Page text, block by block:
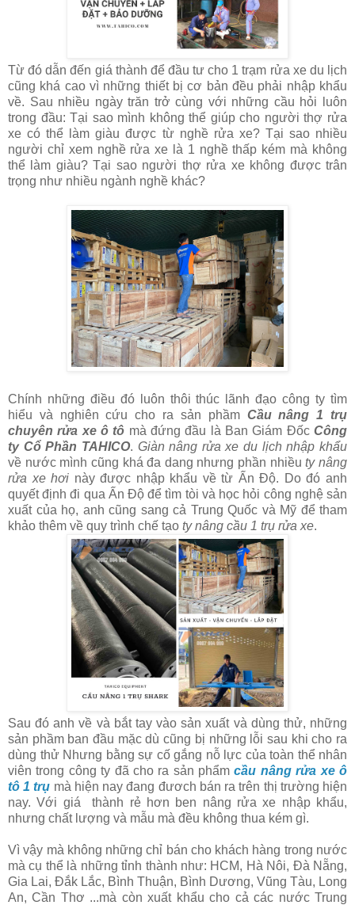
Từ đó dẫn đến giá thành để đầu tư cho 1 trạm rửa xe du lịch
cũng khá cao vì những thiết bị cơ bản đều phải nhập khẩu
về. Sau nhiều ngày trăn trở cùng với những cầu hỏi luôn
trong đầu: Tại sao mình không thể giúp cho người thợ rửa
xe có thể làm giàu được từ nghề rửa xe? Tại sao nhiều
người chỉ xem nghề rửa xe là 1 nghề thấp kém mà không
thể làm giàu? Tại sao người thợ rửa xe không được trân
trọng như nhiều ngành nghề khác?
Chính những điều đó luôn thôi thúc lãnh đạo công ty tìm
hiểu và nghiên cứu cho ra sản phầm Cầu nâng 1 trụ
chuyên rửa xe ô tô mà đứng đầu là Ban Giám ĐốcCông
ty Cổ Phần TAHICO. Giàn nâng rửa xe du lịch nhập khẩu
về nước mình cũng khá đa dang nhưng phần nhiềuty nâng
rửa xe hơi này được nhập khẩu về từ Ấn Độ. Do đó anh
quyết định đi qua Ấn Độ để tìm tòi và học hỏi công nghệ sản
xuất của họ, anh cũng sang cả Trung Quốc và Mỹ để tham
khảo thêm về quy trình chế tạo ty nâng cầu 1 trụ rửa xe.
Sau đó anh về và bắt tay vào sản xuất và dùng thử, những
sản phầm ban đầu mặc dù cũng bị những lỗi sau khi cho ra
dùng thử Nhưng bằng sự cố gắng nỗ lực của toàn thể nhân
viên trong công ty đã cho ra sản phẩmcầu nâng rửa xe ô
tô 1 trụ mà hiện nay đang đươch bán ra trên thị trường hiện
nay. Với giá thành rẻ hơn ben nâng rửa xe nhập khẩu,
nhưng chất lượng và mẫu mà đều không thua kém gì.
Vì vậy mà không những chỉ bán cho khách hàng trong nước
mà cụ thể là những tỉnh thành như: HCM, Hà Nôi, Đà Nẵng,
Gia Lai, Đắk Lắc, Bình Thuận, Bình Dương, Vũng Tàu, Long
An, Cần Thơ ...mà còn xuất khẩu cho cả các nước Trung